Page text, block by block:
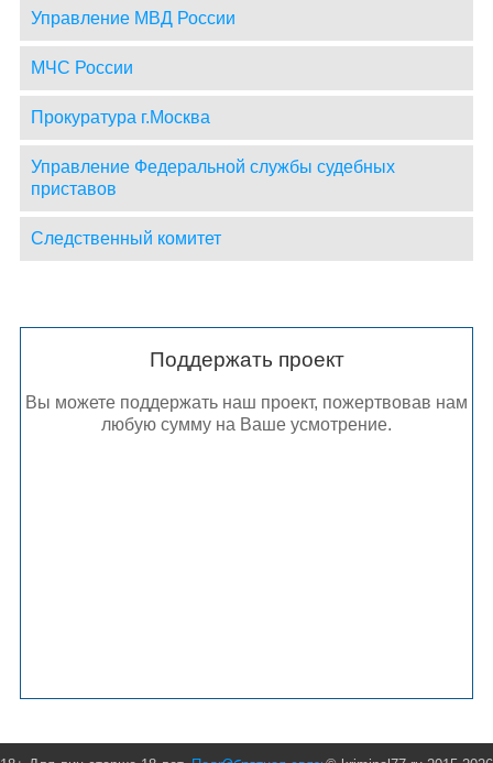
Управление МВД России
МЧС России
Прокуратура г.Москва
Управление Федеральной службы судебных
приставов
Следственный комитет
Поддержать проект
Вы можете поддержать наш проект, пожертвовав нам
любую сумму на Ваше усмотрение.